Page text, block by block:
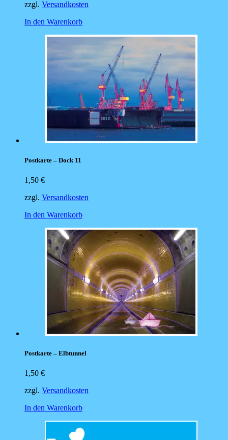
zzgl. Versandkosten
In den Warenkorb
Postkarte – Dock 11
1,50 €
zzgl. Versandkosten
In den Warenkorb
Postkarte – Elbtunnel
1,50 €
zzgl. Versandkosten
In den Warenkorb